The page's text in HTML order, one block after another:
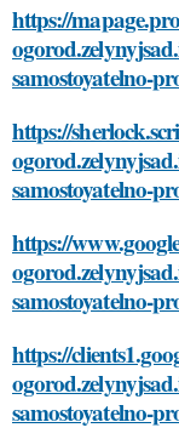
https://
samostoyatelno-
https://
samostoyatelno-
https://
samostoyatelno-
https://
samostoyatelno-